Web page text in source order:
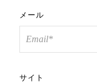
メール
サイト